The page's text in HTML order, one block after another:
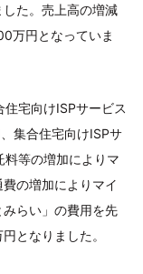
た。売上高の増減
万円となっていま
宅向けISPサービス
集合住宅向けISPサ
料等の増加によりマ
の増加によりマイ
らい」の費用を先
となりました。